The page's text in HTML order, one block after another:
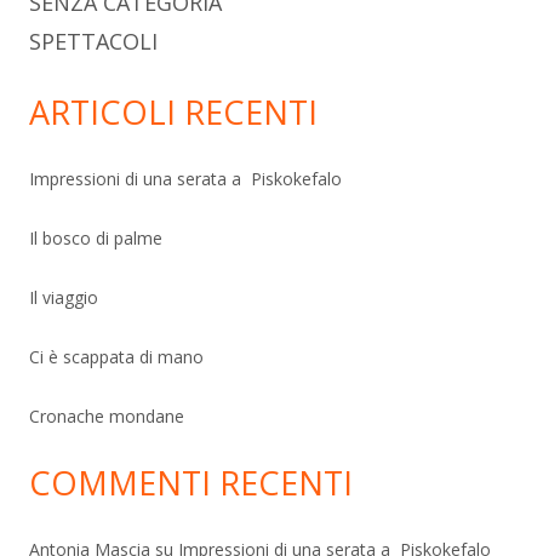
SPETTACOLI
ARTICOLI RECENTI
Impressioni di una serata a Piskokefalo
Il bosco di palme
Il viaggio
Ci è scappata di mano
Cronache mondane
COMMENTI RECENTI
Antonia Mascia su Impressioni di una serata a Piskokefalo